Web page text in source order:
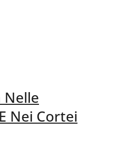
Nelle
Nei Cortei